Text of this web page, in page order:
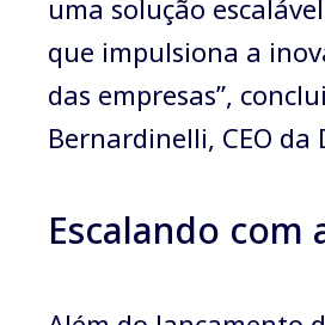
uma solução
que impulsiona a
das empresas”,
Bernardinelli, CEO da
Escalando com